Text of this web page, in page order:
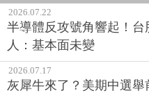
2026.07.22
半導體反攻號角響起！台
人：基本面未變
2026.07.17
灰犀牛來了？美期中選